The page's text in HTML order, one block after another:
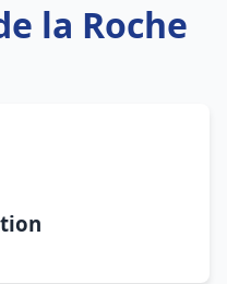
la Roche